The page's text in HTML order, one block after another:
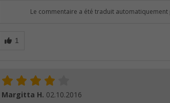
Le commentaire a été traduit automatiquement
Margitta H. 02.10.2016